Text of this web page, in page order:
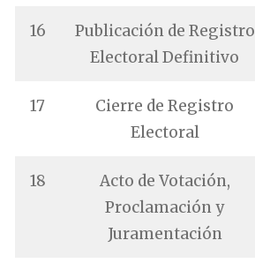
16
Publicación de Registro
Electoral Definitivo
17
Cierre de Registro
Electoral
18
Acto de Votación,
Proclamación y
Juramentación